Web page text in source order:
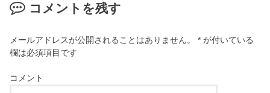
コメントを残す
メールアドレスが公開されることはありません。 * が付いている
欄は必須項目です
コメント